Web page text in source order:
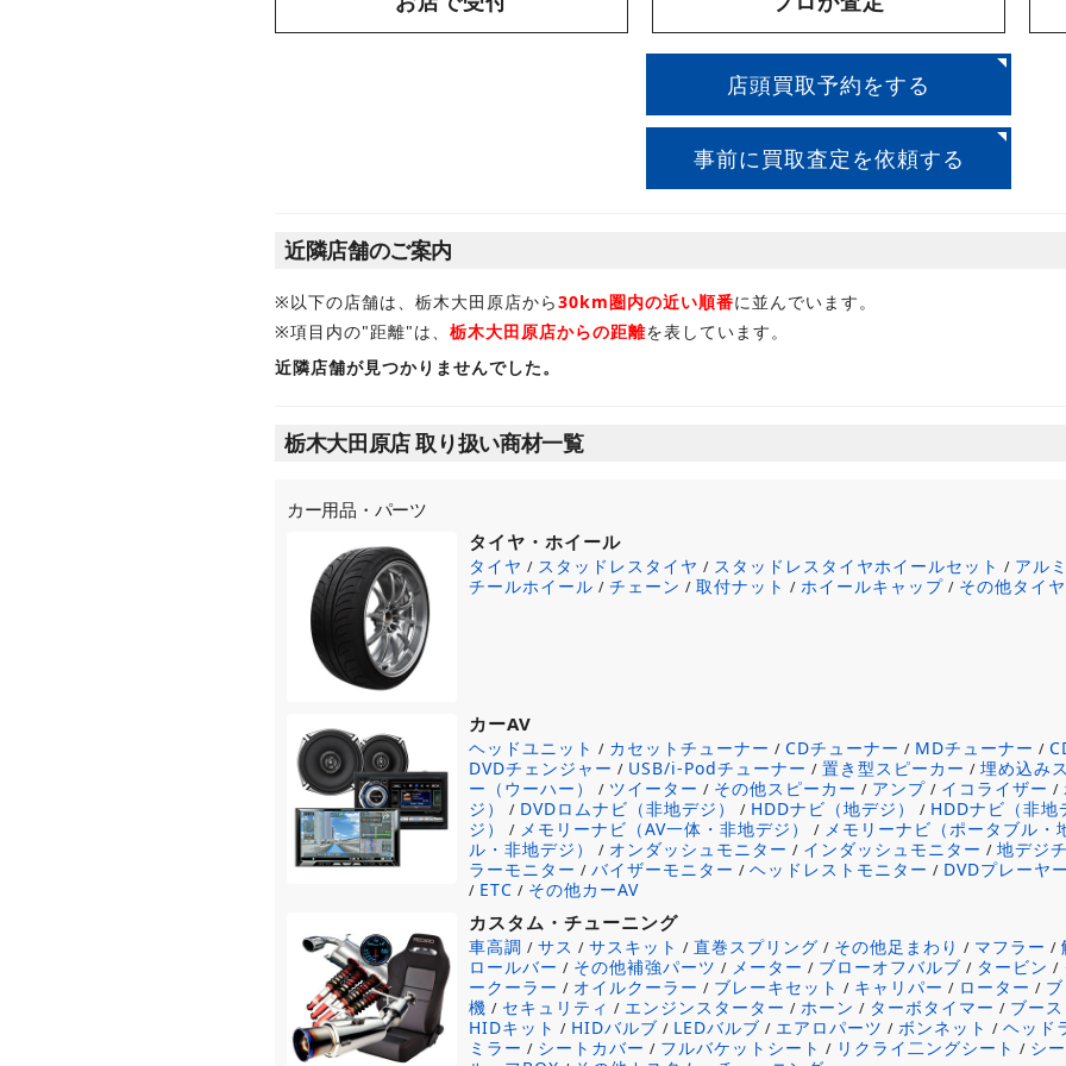
店頭買取予約をする
事前に買取査定を依頼する
近隣店舗のご案内
※以下の店舗は、栃木大田原店から30km圏内の近い順番に並んでいます。
※項目内の"距離"は、 栃木大田原店からの距離を表しています。
近隣店舗が見つかりませんでした。
栃木大田原店 取り扱い商材一覧
カー用品・パーツ
タイヤ・ホイール
タイヤ / スタッドレスタイヤ / スタッドレスタイヤホイールセット / アル
チールホイール /チェーン /取付ナット /ホイールキャップ / その他タイ
カーAV
ヘッドユニット / カセットチューナー /CDチューナー / MDチューナー /
DVDチェンジャー / USB/i-Podチューナー /置き型スピーカー /埋め込み
ー（ウーハー）
/ ツイーター / その他スピーカー / アンプ / イコライザー /
ジ）
/ DVDロムナビ（非地デジ） / HDDナビ（地デジ） / HDDナビ（非地
ジ）
/ メモリーナビ（AV一体・非地デジ） / メモリーナビ（ポータブル・
ル・非地デジ）
/ オンダッシュモニター / インダッシュモニター /地デジ
ラーモニター /バイザーモニター /ヘッドレストモニター / DVDプレーヤ
/ ETC / その他カーAV
カスタム・チューニング
車高調 /サス /サスキット /直巻スプリング / その他足まわり / マフラー /
ロールバー / その他補強パーツ / メーター / ブローオフバルブ / タービン /
ークーラー / オイルクーラー / ブレーキセット / キャリパー / ローター /
機 / セキュリティ / エンジンスターター /ホーン / ターボタイマー / ブー
HIDキット / HIDバルブ / LEDバルブ / エアロパーツ /ボンネット /ヘッド
ミラー / シートカバー / フルバケットシート / リクライ二ングシート / シ